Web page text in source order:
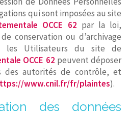
qui sont imposées au site
OCCE 62 par la loi,
conservation ou d’archivage
les Utilisateurs du site de
OCCE 62 peuvent déposer
des autorités de contrôle, et
www.cnil.fr/fr/plaintes).
des données